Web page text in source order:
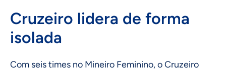
Cruzeiro lidera de forma
isolada
Com seis times no Mineiro Feminino, o Cruzeiro